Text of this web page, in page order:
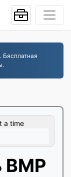
Бясплатная
a time